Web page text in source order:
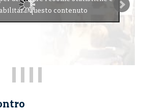
abilitare questo contenuto